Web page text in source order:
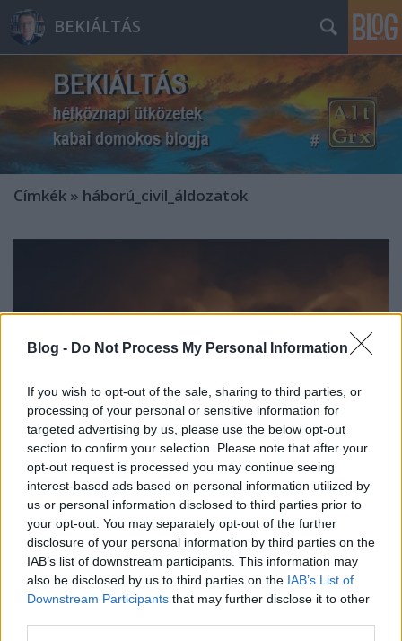
Blog - Do Not Process My Personal Information
If you wish to opt-out of the sale, sharing to third parties, or
processing of your personal or sensitive information for
targeted advertising by us, please use the below opt-out
section to confirm your selection. Please note that after your
opt-out request is processed you may continue seeing
interest-based ads based on personal information utilized by
us or personal information disclosed to third parties prior to
your opt-out. You may separately opt-out of the further
disclosure of your personal information by third parties on the
IAB’s list of downstream participants. This information may
also be disclosed by us to third parties on the IAB’s List of
Downstream Participants that may further disclose it to other
BEKIÁLTÁS
Címkék » háború_civil_áldozatok
1422. BEKIÁLTÁS: Európa urai nagy
háborút hozhatnak ránk
Kabai Domokos Lajos • 2026. május 26.
CÍMKÉP: Tűz és füst messze Kijev kivilágított